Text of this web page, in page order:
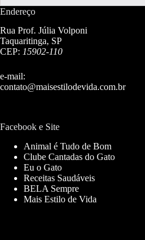
Endereço
Rua Prof. Júlia Volponi
Taquaritinga, SP
CEP: 15902-110
e-mail:
contato@maisestilodevida.com.br
Facebook e Site
Animal é Tudo de Bom
Clube Cantadas do Gato
Eu o Gato
Receitas Saudáveis
BELA Sempre
Mais Estilo de Vida